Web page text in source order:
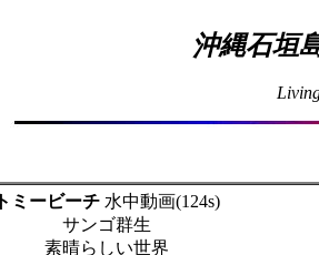
沖縄石垣
トミービーチ 水中動画(124s)
サンゴ群生
素晴らしい世界